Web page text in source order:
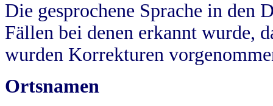
Die gesprochene Sprache in
Fällen bei denen erkannt wurde,
wurden Korrekturen
Ortsnamen